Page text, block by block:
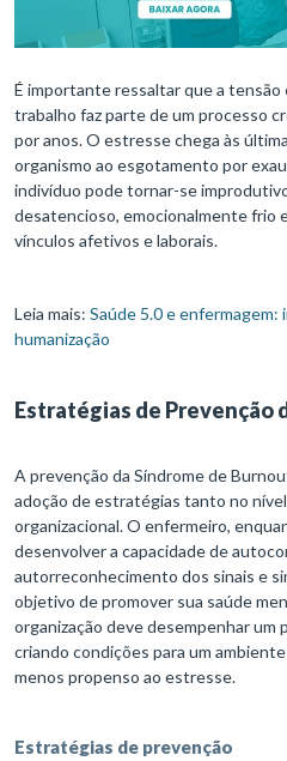
É importante ressaltar que a tensão
trabalho faz parte de um processo
por anos. O estresse chega às
organismo ao esgotamento por
indivíduo pode tornar-se
desatencioso, emocionalmente frio
vínculos afetivos e laborais.
Leia mais: Saúde 5.0 e
humanização
Estratégias de Prevenção
A prevenção da Síndrome de
adoção de estratégias tanto no
organizacional. O enfermeiro,
desenvolver a capacidade de
autorreconhecimento dos sinais e
objetivo de promover sua saúde
organização deve desempenhar um
criando condições para um
menos propenso ao estresse.
Estratégias de prevenção